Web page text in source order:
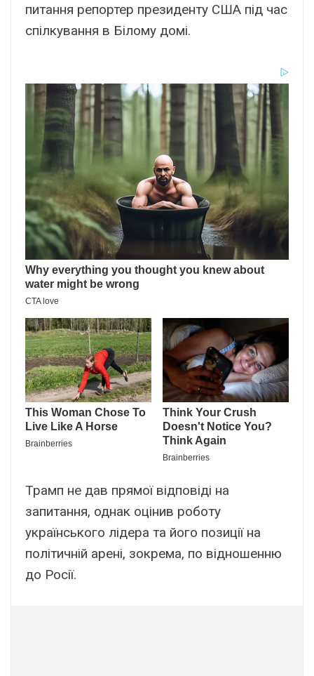
питання репортер президенту США під час
спілкування в Білому домі.
Трамп не дав прямої відповіді на
запитання, однак оцінив роботу
українського лідера та його позиції на
політичній арені, зокрема, по відношенню
до Росії.